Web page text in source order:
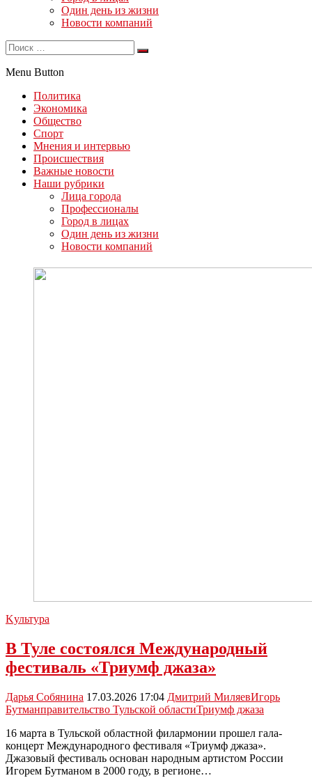
Один день из жизни
Новости компаний
Menu Button
Политика
Экономика
Общество
Спорт
Мнения и интервью
Происшествия
Важные новости
Наши рубрики
Лица города
Профессионалы
Город в лицах
Один день из жизни
Новости компаний
Kультура
В Туле состоялся Международный
фестиваль «Триумф джаза»
Дарья Собянина 17.03.2026 17:04 Дмитрий МиляевИгорь
Бутманправительство Тульской областиТриумф джаза
16 марта в Тульской областной филармонии прошел гала-
концерт Международного фестиваля «Триумф джаза».
Джазовый фестиваль основан народным артистом России
Игорем Бутманом в 2000 году, в регионе…